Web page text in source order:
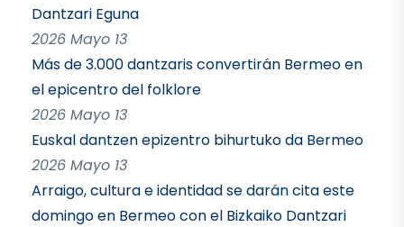
Dantzari Eguna
2026 Mayo 13
Más de 3.000 dantzaris convertirán Bermeo en
el epicentro del folklore
2026 Mayo 13
Euskal dantzen epizentro bihurtuko da Bermeo
2026 Mayo 13
Arraigo, cultura e identidad se darán cita este
domingo en Bermeo con el Bizkaiko Dantzari